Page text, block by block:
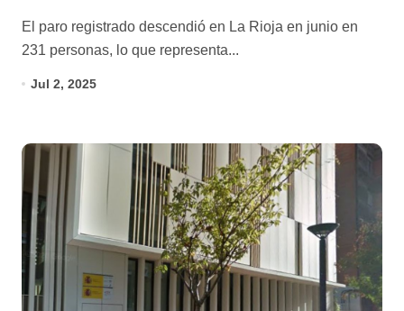
El paro registrado descendió en La Rioja en junio en
231 personas, lo que representa...
Jul 2, 2025